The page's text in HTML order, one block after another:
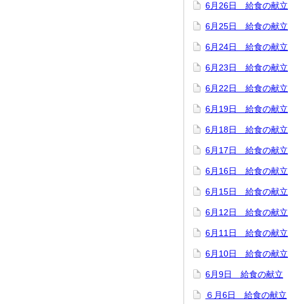
6月26日 給食の献立
6月25日 給食の献立
6月24日 給食の献立
6月23日 給食の献立
6月22日 給食の献立
6月19日 給食の献立
6月18日 給食の献立
6月17日 給食の献立
6月16日 給食の献立
6月15日 給食の献立
6月12日 給食の献立
6月11日 給食の献立
6月10日 給食の献立
6月9日 給食の献立
６月6日 給食の献立